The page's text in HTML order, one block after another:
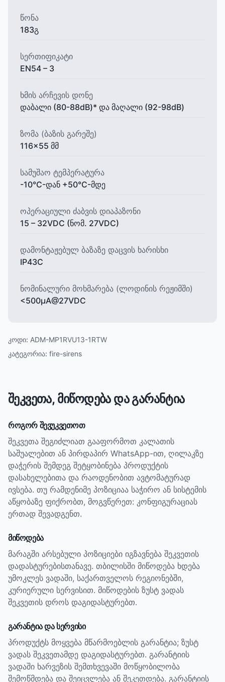
წონა
183გ
სერთიფიკატი
EN54 – 3
ხმის არჩევის დონე
დაბალი (80-88dB)* და მაღალი (92-98dB)
ზომა (ბაზის გარეშე)
116x55 მმ
სამუშაო ტემპერატურა
-10°C-დან +50°C-მდე
ოპერაციული ძაბვის დიაპაზონი
15 – 32VDC (ნომ. 27VDC)
დამონტაჟებულ ბაზაზე დაცვის ხარისხი
IP43C
ნომინალური მოხმარება (ლოდინის რეჟიმში)
<500μА@27VDC
კოდი: ADM-MP1RVU13-1RTW
კატეგორია: fire-sirens
შეკვეთა, მიწოდება და გარანტია
როგორ შევუკვეთოთ
შეკვეთა შეგიძლიათ გააფორმოთ კალათის
საშუალებით ან პირდაპირ WhatsApp-ით, ღილაკზე
დაჭერის შემდეგ შეტყობინება პროდუქტის
დასახელებითა და რაოდენობით ავტომატურად
ივსება. თუ რამდენიმე პოზიციაა საჭირო ან სისტემის
აწყობაზე ფიქრობთ, მოგვწერეთ: კონფიგურაციას
ერთად შევადგენთ.
მიწოდება
მარაგში არსებული პოზიციები იგზავნება შეკვეთის
დადასტურებისთანავე. თბილისში მიწოდება ხდება
უმოკლეს ვადაში, საქართველოს რეგიონებში,
კურიერული სერვისით. მიწოდების ზუსტ ვადას
შეკვეთის დროს დაგიდასტურებთ.
გარანტია და სერვისი
პროდუქტს მოყვება მწარმოებლის გარანტია; ზუსტ
ვადას შეკვეთამდე დაგიდასტურებთ. გარანტიის
ვადაში ხარვეზის შემთხვევაში მოწყობილობა
შემოწმდება და შეიცვლება ან შეკეთდება. გარანტიის